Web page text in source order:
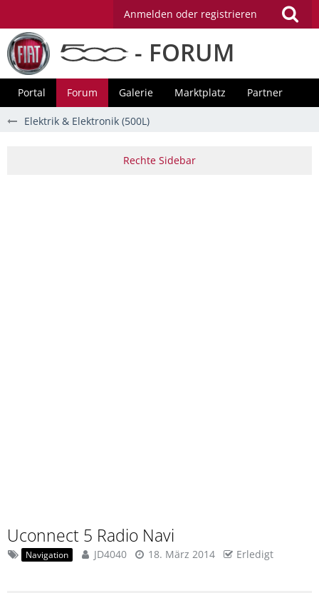
Anmelden oder registrieren
- FORUM
Portal Forum Galerie Marktplatz Partner
Elektrik & Elektronik (500L)
Uconnect 5 Radio Navi
Navigation JD4040 18. März 2014 Erledigt